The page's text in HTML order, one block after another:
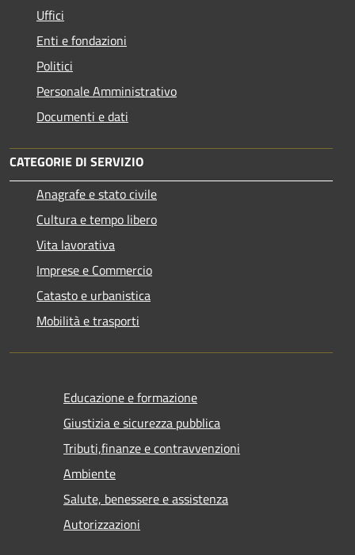
Uffici
Enti e fondazioni
Politici
Personale Amministrativo
Documenti e dati
CATEGORIE DI SERVIZIO
Anagrafe e stato civile
Cultura e tempo libero
Vita lavorativa
Imprese e Commercio
Catasto e urbanistica
Mobilità e trasporti
Educazione e formazione
Giustizia e sicurezza pubblica
Tributi,finanze e contravvenzioni
Ambiente
Salute, benessere e assistenza
Autorizzazioni